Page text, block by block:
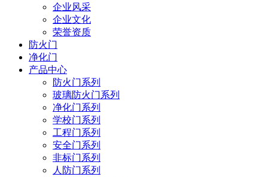
企业风采
企业文化
荣誉资质
防火门
净化门
产品中心
防火门系列
玻璃防火门系列
净化门系列
学校门系列
工程门系列
安全门系列
非标门系列
人防门系列